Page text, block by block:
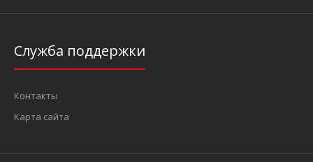
Служба поддержки
Контакты
Карта сайта